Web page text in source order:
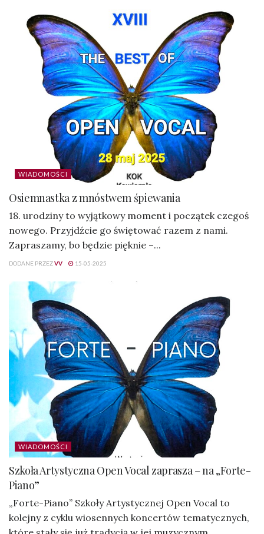
WIADOMOŚCI
Osiemnastka z mnóstwem śpiewania
18. urodziny to wyjątkowy moment i początek czegoś
nowego. Przyjdźcie go świętować razem z nami.
Zapraszamy, bo będzie pięknie –...
DODANE PRZEZVV 15-05-2025
WIADOMOŚCI
Szkoła Artystyczna Open Vocal zaprasza – na „Forte-
Piano”
„Forte-Piano” Szkoły Artystycznej Open Vocal to
kolejny z cyklu wiosennych koncertów tematycznych,